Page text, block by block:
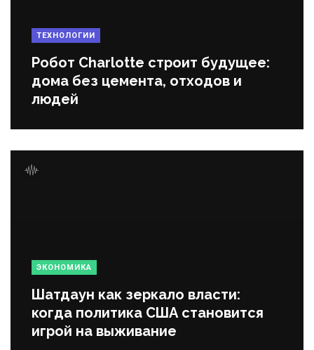
ТЕХНОЛОГИИ
Робот Charlotte строит будущее:
дома без цемента, отходов и
людей
ЭКОНОМИКА
Шатдаун как зеркало власти:
когда политика США становится
игрой на выживание